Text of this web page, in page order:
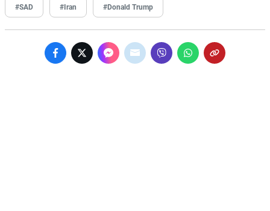
#SAD #Iran #Donald Trump